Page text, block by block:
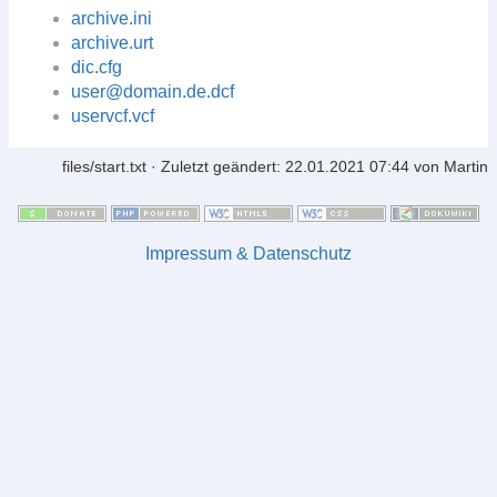
archive.ini
archive.urt
dic.cfg
user@domain.de.dcf
uservcf.vcf
files/start.txt · Zuletzt geändert: 22.01.2021 07:44 von Martin
Impressum & Datenschutz